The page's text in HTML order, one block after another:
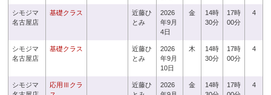
シモジマ
名古屋店
基礎クラス
近藤ひ
とみ
2026
年9月
4日
金
14時
30分
17時
00分
4
シモジマ
名古屋店
基礎クラス
近藤ひ
とみ
2026
年9月
10日
木
14時
30分
17時
00分
4
シモジマ
応用Ⅲクラ
近藤ひ
2026
金
14時
17時
4